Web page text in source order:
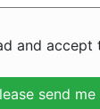
and accept